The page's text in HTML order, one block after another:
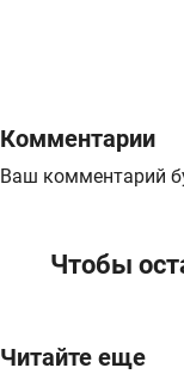
Комментарии
Ваш комментарий
Чтобы
Читайте еще